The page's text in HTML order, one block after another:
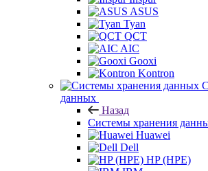
ASUS
Tyan
QCT
AIC
Gooxi
Kontron
данных
Назад
Системы хранения
Huawei
Dell
HP (HPE)